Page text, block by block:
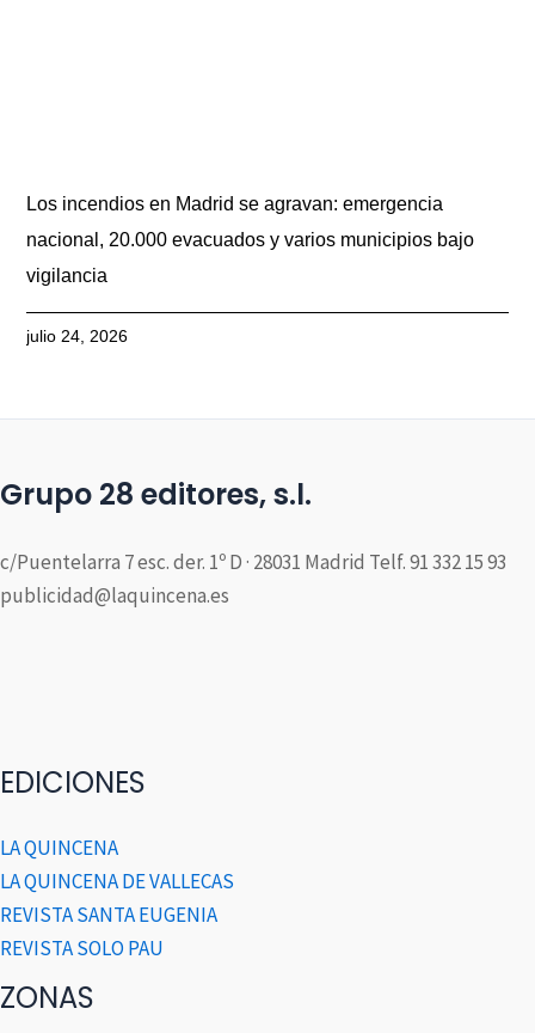
Los incendios en Madrid se agravan: emergencia
nacional, 20.000 evacuados y varios municipios bajo
vigilancia
julio 24, 2026
Grupo 28 editores, s.l.
c/Puentelarra 7 esc. der. 1º D · 28031 Madrid Telf. 91 332 15 93
publicidad@laquincena.es
EDICIONES
LA QUINCENA
LA QUINCENA DE VALLECAS
REVISTA SANTA EUGENIA
REVISTA SOLO PAU
ZONAS